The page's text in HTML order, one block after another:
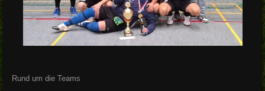
Rund um die Teams